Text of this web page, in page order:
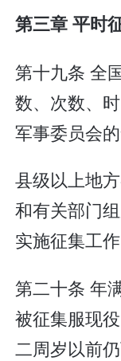
第三章 平时
第十九条 全
数、次数、
军事委员会的
县级以上地
和有关部门
实施征集工作
第二十条 年
被征集服现
二周岁以前